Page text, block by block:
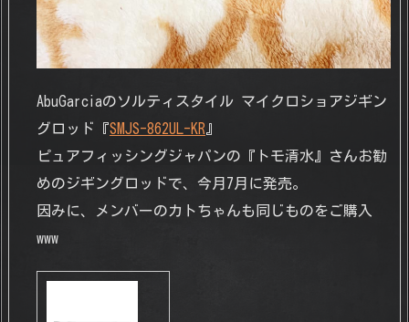
AbuGarciaのソルティスタイル マイクロショアジギン
グロッド『SMJS-862UL-KR 』
ピュアフィッシングジャパンの『トモ清水』さんお勧
めのジギングロッドで、今月7月に発売。
因みに、メンバーのカトちゃんも同じものをご購入
www